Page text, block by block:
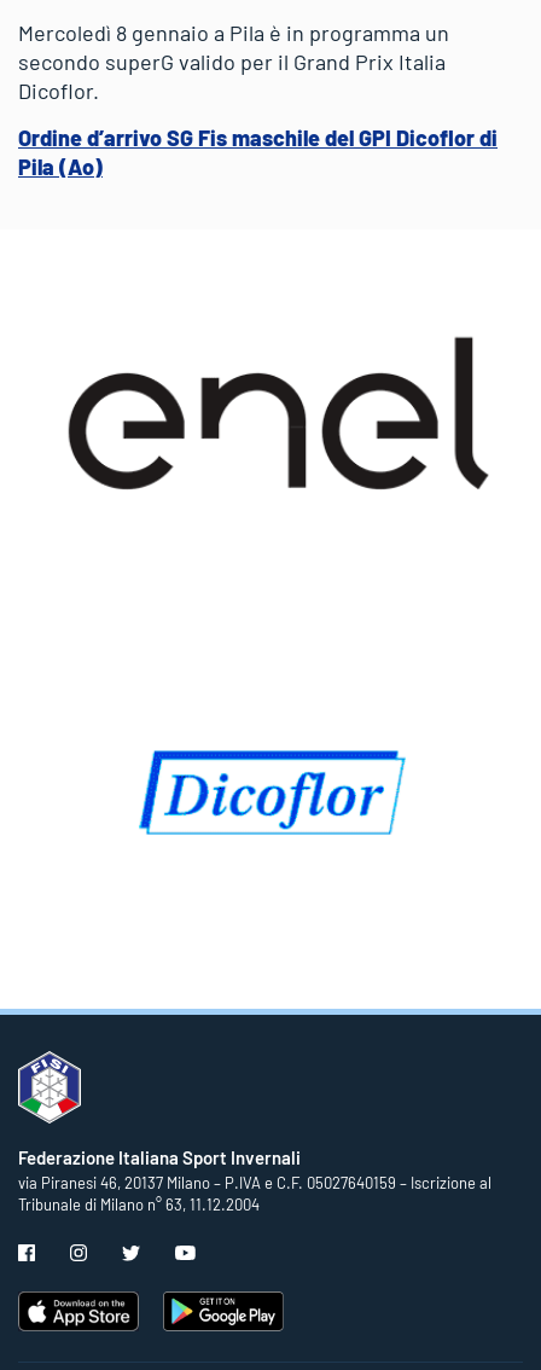
Mercoledì 8 gennaio a Pila è in programma un
secondo superG valido per il Grand Prix Italia
Dicoflor.
Ordine d’arrivo SG Fis maschile del GPI Dicoflor di
Pila (Ao)
Federazione Italiana Sport Invernali
via Piranesi 46, 20137 Milano – P.IVA e C.F. 05027640159 – Iscrizione al
Tribunale di Milano n° 63, 11.12.2004